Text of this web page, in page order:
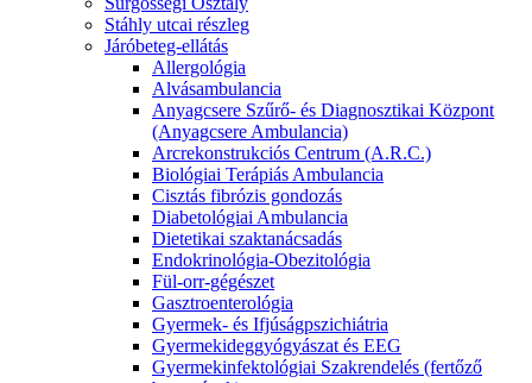
Stáhly utcai részleg
Járóbeteg-ellátás
Allergológia
Alvásambulancia
Anyagcsere Szűrő- és Diagnosztikai Központ
(Anyagcsere Ambulancia)
Arcrekonstrukciós Centrum (A.R.C.)
Biológiai Terápiás Ambulancia
Cisztás fibrózis gondozás
Diabetológiai Ambulancia
Dietetikai szaktanácsadás
Endokrinológia-Obezitológia
Fül-orr-gégészet
Gasztroenterológia
Gyermek- és Ifjúságpszichiátria
Gyermekideggyógyászat és EEG
Gyermekinfektológiai Szakrendelés (fertőző